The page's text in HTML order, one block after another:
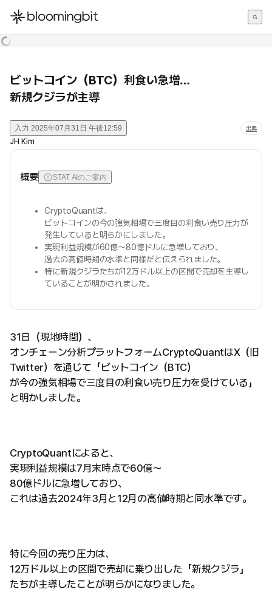
한국어
ビットコイン（BTC）利食い急増…
新規クジラが主導
入力 2025年07月31日 午後12:59 出典
JH Kim
概要 STAT AIのご案内
CryptoQuantは、
ビットコインの今の強気相場で三度目の利食い売り圧力が
発生していると明らかにしました。
実現利益規模が60億〜80億ドルに急増しており、
過去の高値時期の水準と同様だと伝えられました。
特に新規クジラたちが12万ドル以上の区間で売却を主導し
ていることが明かされました。
31日（現地時間）、
オンチェーン分析プラットフォームCryptoQuantはX（旧
Twitter）を通じて「ビットコイン（BTC）
が今の強気相場で三度目の利食い売り圧力を受けている」
と明かしました。
CryptoQuantによると、
実現利益規模は7月末時点で60億〜
80億ドルに急増しており、
これは過去2024年3月と12月の高値時期と同水準です。
特に今回の売り圧力は、
12万ドル以上の区間で売却に乗り出した「新規クジラ」
たちが主導したことが明らかになりました。